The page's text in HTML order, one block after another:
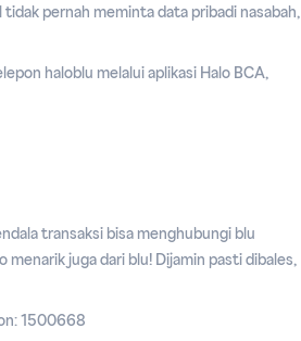
pernah meminta data pribadi nasabah,
haloblu melalui aplikasi Halo BCA,
transaksi bisa menghubungi blu
juga dari blu! Dijamin pasti dibales,
1500668